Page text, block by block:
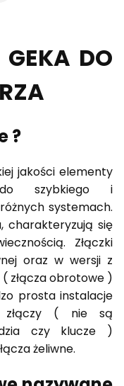
DO
?
jakości elementy
do szybkiego i
systemach.
charakteryzują się
Złączki
oraz w wersji z
złącza obrotowe )
prosta instalacje
złączy ( nie są
czy klucze )
żeliwne.